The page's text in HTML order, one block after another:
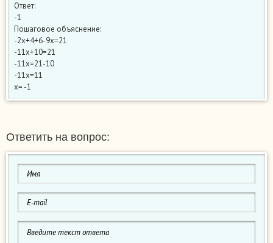
Ответ:
-1
Пошаговое объяснение:
-2х+4+6-9х=21
-11х+10=21
-11х=21-10
-11х=11
х= -1
Ответить на вопрос: